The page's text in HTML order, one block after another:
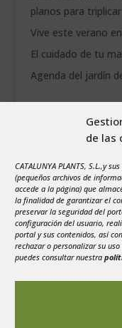
de las
CATALUNYA PLANTS, S.L.,y
(pequeños archivos de
accede a la página) que
la finalidad de garantizar el
preservar la seguridad del
configuración del usuario,
portal y sus contenidos, así
rechazar o personalizar su
puedes consultar nuestra
planos para
Vive este verano
El cuidado de tu
Agenda del jardín
X
3
4 5
10
11 12
17
18 19
24
25 26
31